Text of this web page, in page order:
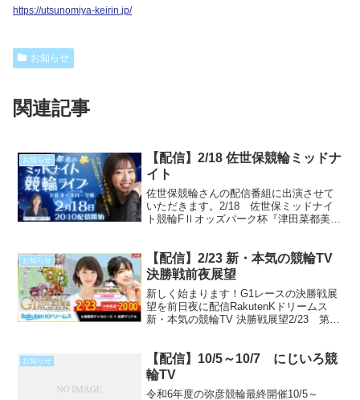
https://utsunomiya-keirin.jp/
お知らせ
関連記事
お知らせ
【配信】2/18 佐世保競輪ミッドナ
イト
佐世保競輪さんの配信番組に出演させて
いただきます。2/18 佐世保ミッドナイ
ト競輪FⅡオッズパーク杯『津田菜都美の
覧ください。佐世保競輪サブ公式Youtube
配信U...
お知らせ
【配信】2/23 新・本気の競輪TV
決勝戦前夜展望
新しく始まります！G1レースの決勝戦展
望を前日夜に配信RakutenKドリームス
新・本気の競輪TV 決勝戦展望2/23 第40
皆さんぜひご覧ください。本気の競輪
TV...
お知らせ
【配信】10/5～10/7 にじいろ競
輪TV
令和6年度の弥彦競輪最終開催10/5～